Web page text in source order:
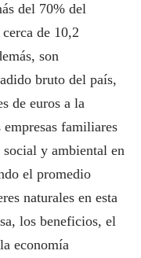
del 70% del
de 10,2
son
bruto del país,
de euros a la
familiares
social y ambiental en
el promedio
naturales en esta
los beneficios, el
economía